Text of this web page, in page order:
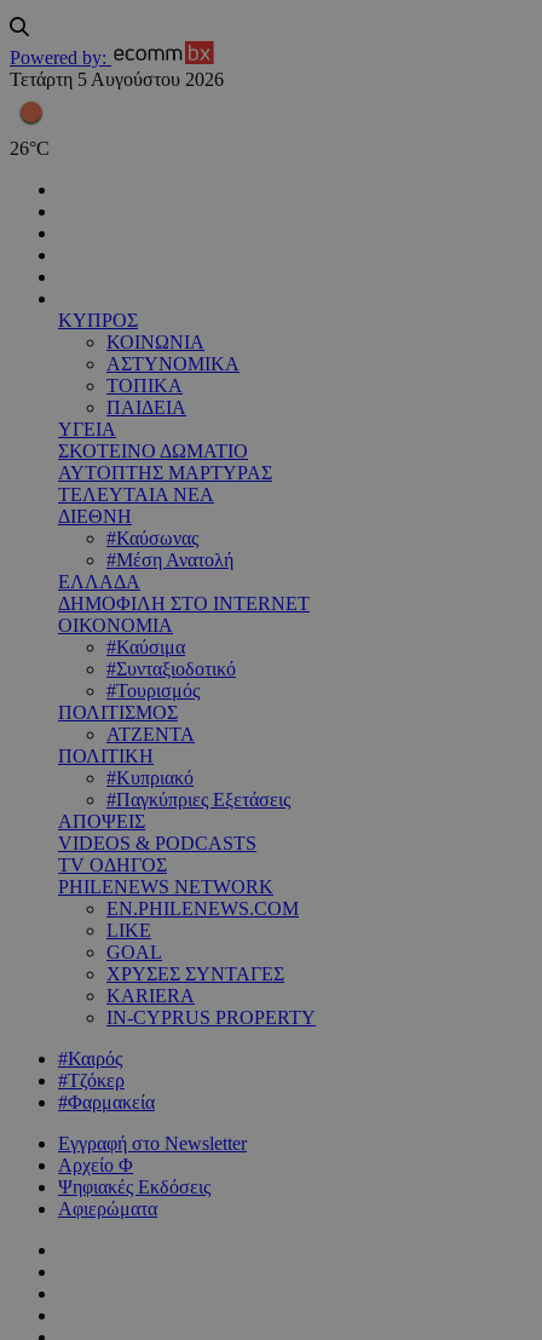
Powered by:
Τετάρτη 5 Αυγούστου 2026
26°C
ΚΥΠΡΟΣ
ΚΟΙΝΩΝΙΑ
ΑΣΤΥΝΟΜΙΚΑ
ΤΟΠΙΚΑ
ΠΑΙΔΕΙΑ
ΥΓΕΙΑ
ΣΚΟΤΕΙΝΟ ΔΩΜΑΤΙΟ
ΑΥΤΟΠΤΗΣ ΜΑΡΤΥΡΑΣ
ΤΕΛΕΥΤΑΙΑ ΝΕΑ
ΔΙΕΘΝΗ
#Καύσωνας
#Μέση Ανατολή
ΕΛΛΑΔΑ
ΔΗΜΟΦΙΛΗ ΣΤΟ INTERNET
ΟΙΚΟΝΟΜΙΑ
#Καύσιμα
#Συνταξιοδοτικό
#Τουρισμός
ΠΟΛΙΤΙΣΜΟΣ
ΑΤΖΕΝΤΑ
ΠΟΛΙΤΙΚΗ
#Κυπριακό
#Παγκύπριες Εξετάσεις
ΑΠΟΨΕΙΣ
VIDEOS & PODCASTS
TV ΟΔΗΓΟΣ
PHILENEWS NETWORK
EN.PHILENEWS.COM
LIKE
GOAL
ΧΡΥΣΕΣ ΣΥΝΤΑΓΕΣ
KARIERA
IN-CYPRUS PROPERTY
#Καιρός
#Τζόκερ
#Φαρμακεία
Εγγραφή στο Newsletter
Αρχείο Φ
Ψηφιακές Εκδόσεις
Αφιερώματα